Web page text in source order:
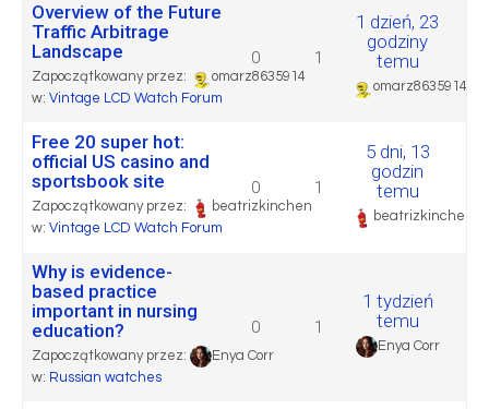
Overview of the Future
Traffic Arbitrage
Landscape
Zapoczątkowany przez:
omarz8635914
w: Vintage LCD Watch Forum
0 1
1 dzień, 23
godziny
temu
omarz8635914
Free 20 super hot:
official US casino and
sportsbook site
Zapoczątkowany przez:
beatrizkinchen
w: Vintage LCD Watch Forum
0 1
5 dni, 13
godzin
temu
beatrizkinchen
Why is evidence-
based practice
important in nursing
education?
Zapoczątkowany przez:
Enya Corr
w: Russian watches
0 1
1 tydzień
temu
Enya Corr